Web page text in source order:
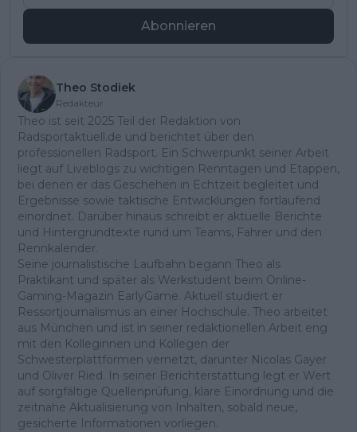
Abonnieren
Theo Stodiek
Redakteur
Theo ist seit 2025 Teil der Redaktion von
Radsportaktuell.de und berichtet über den
professionellen Radsport. Ein Schwerpunkt seiner Arbeit
liegt auf Liveblogs zu wichtigen Renntagen und Etappen,
bei denen er das Geschehen in Echtzeit begleitet und
Ergebnisse sowie taktische Entwicklungen fortlaufend
einordnet. Darüber hinaus schreibt er aktuelle Berichte
und Hintergrundtexte rund um Teams, Fahrer und den
Rennkalender.
Seine journalistische Laufbahn begann Theo als
Praktikant und später als Werkstudent beim Online-
Gaming-Magazin EarlyGame. Aktuell studiert er
Ressortjournalismus an einer Hochschule. Theo arbeitet
aus München und ist in seiner redaktionellen Arbeit eng
mit den Kolleginnen und Kollegen der
Schwesterplattformen vernetzt, darunter Nicolas Gayer
und Oliver Ried. In seiner Berichterstattung legt er Wert
auf sorgfältige Quellenprüfung, klare Einordnung und die
zeitnahe Aktualisierung von Inhalten, sobald neue,
gesicherte Informationen vorliegen.